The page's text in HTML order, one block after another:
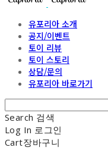
유포리아 소개
공지/이벤트
토이 리뷰
토이 스토리
상담/문의
유포리아 바로가기
Search 검색
Log In 로그인
Cart장바구니